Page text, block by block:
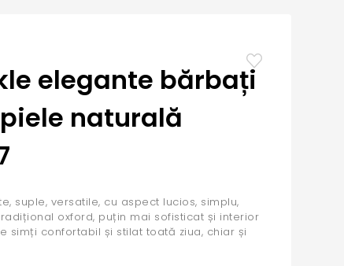
elegante bărbați
naturală
suple, versatile, cu aspect lucios, simplu,
oxford, puțin mai sofisticat și interior
simți confortabil și stilat toată ziua, chiar și